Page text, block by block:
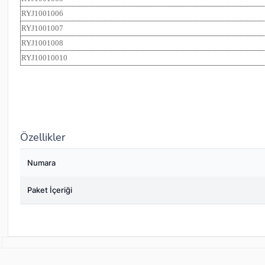
RYJ1001006
RYJ1001007
RYJ1001008
RYJ10010010
Özellikler
Numara
Paket İçeriği